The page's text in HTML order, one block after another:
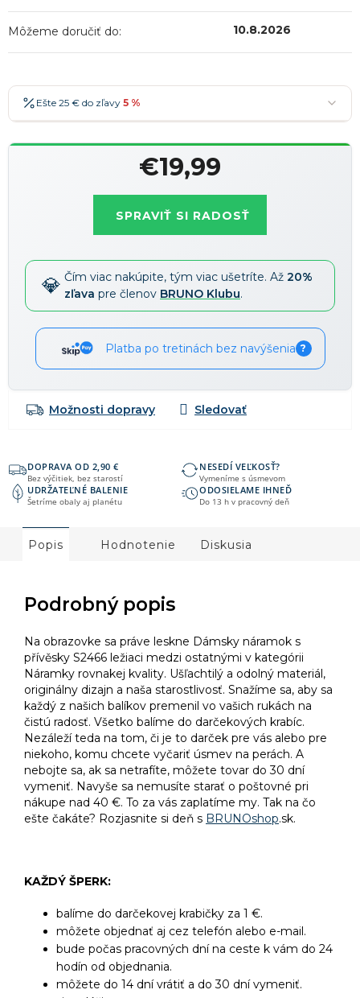
Môžeme doručiť do: 10.8.2026
Ešte 25 € do zľavy 5 %
€19,99
SPRAVIŤ SI RADOSŤ
Čím viac nakúpite, tým viac ušetríte. Až 20%
zľava pre členov BRUNO Klubu.
Platba po tretinách bez navýšenia ?
Možnosti dopravy
DOPRAVA OD 2,90 €
Bez výčitiek, bez starostí
NESEDÍ VEĽKOSŤ?
Vymeníme s úsmevom
UDRŽATEĽNÉ BALENIE
Šetríme obaly aj planétu
ODOSIELAME IHNEĎ
Do 13 h v pracovný deň
Popis Hodnotenie Diskusia
Podrobný popis
Na obrazovke sa práve leskne Dámsky náramok s
přívěsky S2466 ležiaci medzi ostatnými v kategórii
Náramky rovnakej kvality. Ušľachtilý a odolný materiál,
originálny dizajn a naša starostlivosť. Snažíme sa, aby sa
každý z našich balíkov premenil vo vašich rukách na
čistú radosť. Všetko balíme do darčekových krabíc.
Nezáleží teda na tom, či je to darček pre vás alebo pre
niekoho, komu chcete vyčariť úsmev na perách. A
nebojte sa, ak sa netrafíte, môžete tovar do 30 dní
vymeniť. Navyše sa nemusíte starať o poštovné pri
nákupe nad 40 €. To za vás zaplatíme my. Tak na čo
ešte čakáte? Rozjasnite si deň s BRUNOshop.sk.
KAŽDÝ ŠPERK:
balíme do darčekovej krabičky za 1 €.
môžete objednať aj cez telefón alebo e-mail.
bude počas pracovných dní na ceste k vám do 24
hodín od objednania.
môžete do 14 dní vrátiť a do 30 dní vymeniť.